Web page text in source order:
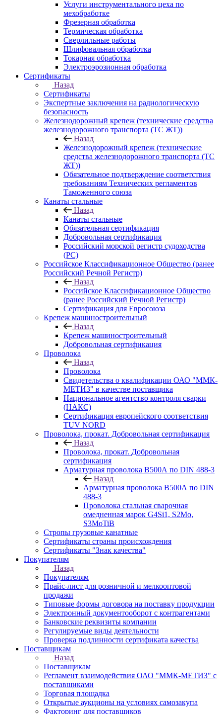
Услуги инструментального цеха по
мехобработке
Фрезерная обработка
Термическая обработка
Сверлильные работы
Шлифовальная обработка
Токарная обработка
Электроэрозионная обработка
Сертификаты
Назад
Сертификаты
Экспертные заключения на радиологическую
безопасность
Железнодорожный крепеж (технические средства
железнодорожного транспорта (ТС ЖТ))
Назад
Железнодорожный крепеж (технические
средства железнодорожного транспорта (ТС
ЖТ))
Обязательное подтверждение соответствия
требованиям Технических регламентов
Таможенного союза
Канаты стальные
Назад
Канаты стальные
Обязательная сертификация
Добровольная сертификация
Российский морской регистр судоходства
(РС)
Российское Классификационное Общество (ранее
Российский Речной Регистр)
Назад
Российское Классификационное Общество
(ранее Российский Речной Регистр)
Сертификация для Евросоюза
Крепеж машиностроительный
Назад
Крепеж машиностроительный
Добровольная сертификация
Проволока
Назад
Проволока
Свидетельства о квалификации ОАО "ММК-
МЕТИЗ" в качестве поставщика
Национальное агентство контроля сварки
(НАКС)
Сертификация европейского соответствия
TUV NORD
Проволока, прокат. Добровольная сертификация
Назад
Проволока, прокат. Добровольная
сертификация
Арматурная проволока В500А по DIN 488-3
Назад
Арматурная проволока В500А по DIN
488-3
Проволока стальная сварочная
омедненная марок G4Si1, S2Mo,
S3MoTiB
Стропы грузовые канатные
Сертификаты страны происхождения
Сертификаты "Знак качества"
Покупателям
Назад
Покупателям
Прайс-лист для розничной и мелкооптовой
продажи
Типовые формы договора на поставку продукции
Электронный документооборот с контрагентами
Банковские реквизиты компании
Регулируемые виды деятельности
Проверка подлинности сертификата качества
Поставщикам
Назад
Поставщикам
Регламент взаимодействия ОАО "ММК-МЕТИЗ" с
поставщиками
Торговая площадка
Открытые аукционы на условиях самозакупа
Факторинг для поставщиков